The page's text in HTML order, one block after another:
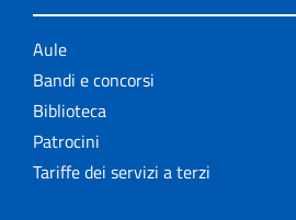
Aule
Bandi e concorsi
Biblioteca
Patrocini
Tariffe dei servizi a terzi